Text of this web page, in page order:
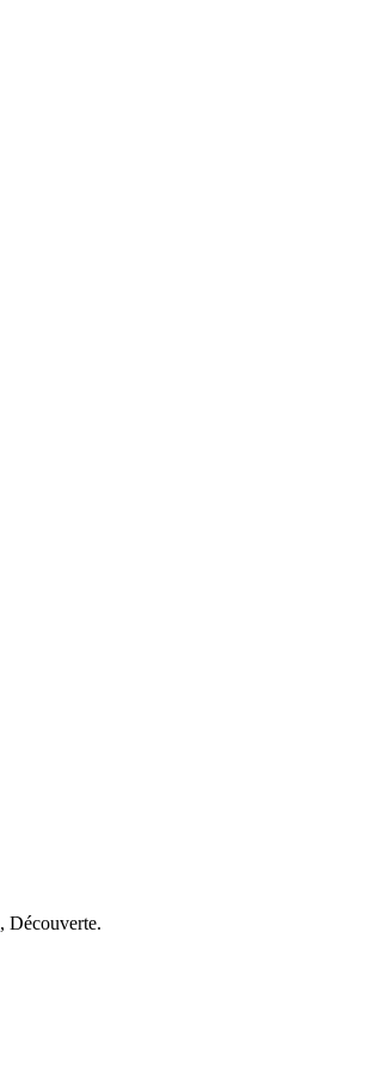
, Découverte.